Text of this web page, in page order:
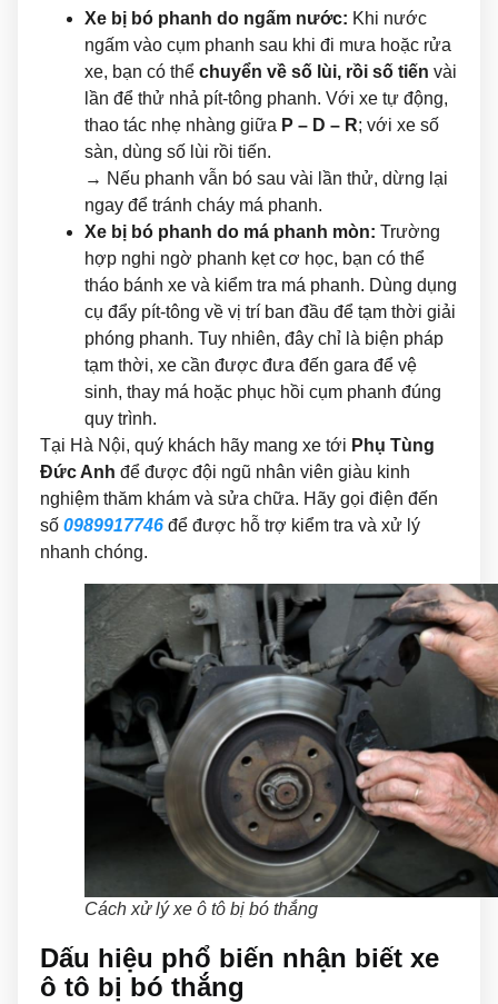
Xe bị bó phanh do ngấm nước: Khi nước
ngấm vào cụm phanh sau khi đi mưa hoặc rửa
xe, bạn có thể chuyển về số lùi, rồi số tiến vài
lần để thử nhả pít-tông phanh. Với xe tự động,
thao tác nhẹ nhàng giữa P – D – R; với xe số
sàn, dùng số lùi rồi tiến.
→ Nếu phanh vẫn bó sau vài lần thử, dừng lại
ngay để tránh cháy má phanh.
Xe bị bó phanh do má phanh mòn: Trường
hợp nghi ngờ phanh kẹt cơ học, bạn có thể
tháo bánh xe và kiểm tra má phanh. Dùng dụng
cụ đẩy pít-tông về vị trí ban đầu để tạm thời giải
phóng phanh. Tuy nhiên, đây chỉ là biện pháp
tạm thời, xe cần được đưa đến gara để vệ
sinh, thay má hoặc phục hồi cụm phanh đúng
quy trình.
Tại Hà Nội, quý khách hãy mang xe tới Phụ Tùng
Đức Anh để được đội ngũ nhân viên giàu kinh
nghiệm thăm khám và sửa chữa. Hãy gọi điện đến
số 0989917746 để được hỗ trợ kiểm tra và xử lý
nhanh chóng.
Cách xử lý xe ô tô bị bó thắng
Dấu hiệu phổ biến nhận biết xe
ô tô bị bó thắng